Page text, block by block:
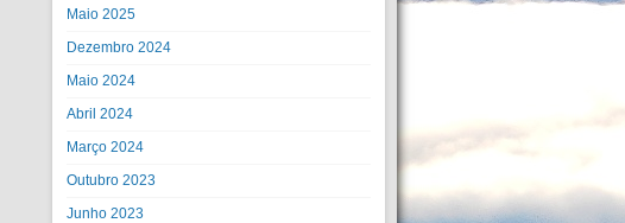
Maio 2025
Dezembro 2024
Maio 2024
Abril 2024
Março 2024
Outubro 2023
Junho 2023